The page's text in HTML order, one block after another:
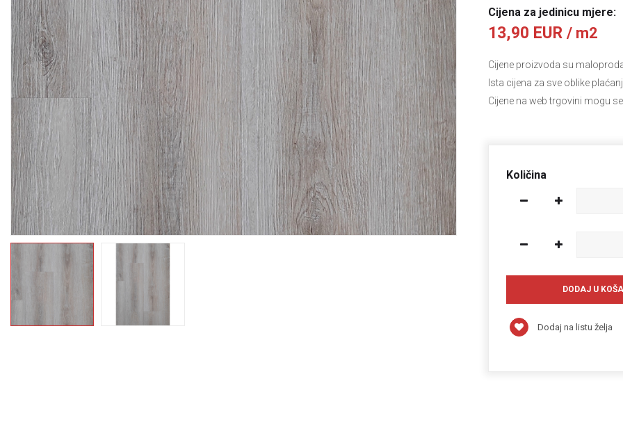
Cijena za jedinicu mjere:
13,90 EUR / m2
Cijene proizvoda su
Ista cijena za sve oblike
Cijene na web trgovini mogu
Količina
Dodaj na listu želja